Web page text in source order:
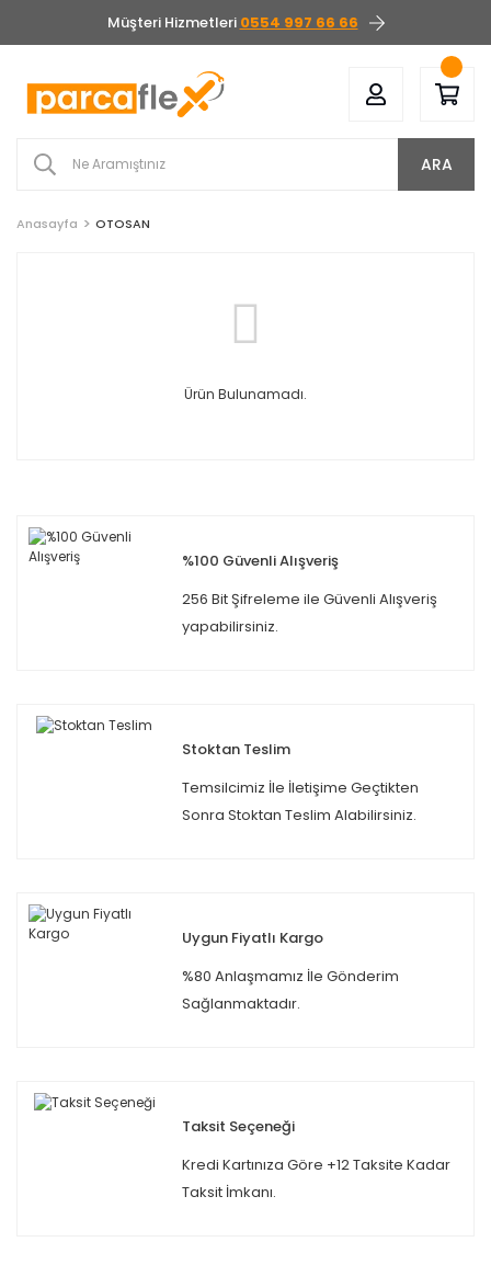
Müşteri Hizmetleri 0554 997 66 66
ARA
Anasayfa OTOSAN
Ürün Bulunamadı.
%100 Güvenli Alışveriş
256 Bit Şifreleme ile Güvenli Alışveriş
yapabilirsiniz.
Stoktan Teslim
Temsilcimiz İle İletişime Geçtikten
Sonra Stoktan Teslim Alabilirsiniz.
Uygun Fiyatlı Kargo
%80 Anlaşmamız İle Gönderim
Sağlanmaktadır.
Taksit Seçeneği
Kredi Kartınıza Göre +12 Taksite Kadar
Taksit İmkanı.